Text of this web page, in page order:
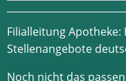
Filialleitung
Stellenangebote
Noch nicht das